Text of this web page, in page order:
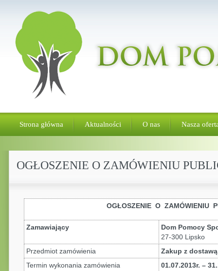
Strona główna Aktualności O nas Nasza
OGŁOSZENIE O ZAMÓWIENIU
OGŁOSZENIE O ZAMÓWIENIU
Zamawiający
Dom Pomocy
27-300 Lipsko
Przedmiot zamówienia
Zakup z
Termin wykonania zamówienia
01.07.2013r. –